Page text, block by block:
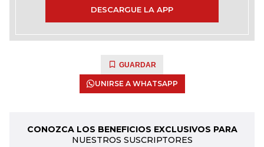
DESCARGUE LA APP
GUARDAR
UNIRSE A WHATSAPP
CONOZCA LOS BENEFICIOS EXCLUSIVOS PARA
NUESTROS SUSCRIPTORES